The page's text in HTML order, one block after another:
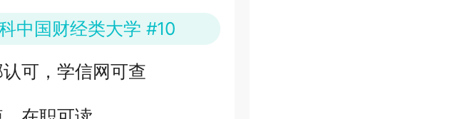
中国财经类大学 #10
可，学信网可查